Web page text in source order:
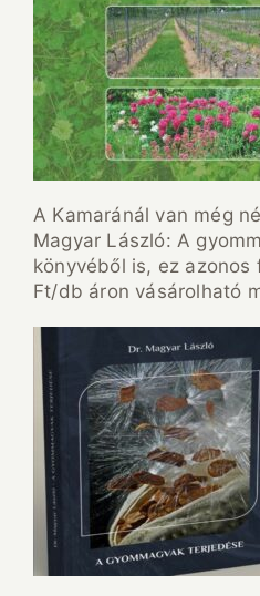
A Kamaránál van még
Magyar László: A
könyvéből is, ez azonos
Ft/db áron vásárolható